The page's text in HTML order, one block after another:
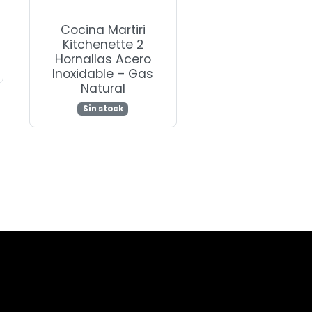
Cocina Martiri
Kitchenette 2
Hornallas Acero
Inoxidable – Gas
Natural
Sin stock